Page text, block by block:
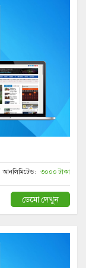
আনলিমিটেড : ৩০০০ টাকা
ডেমো দেখুন